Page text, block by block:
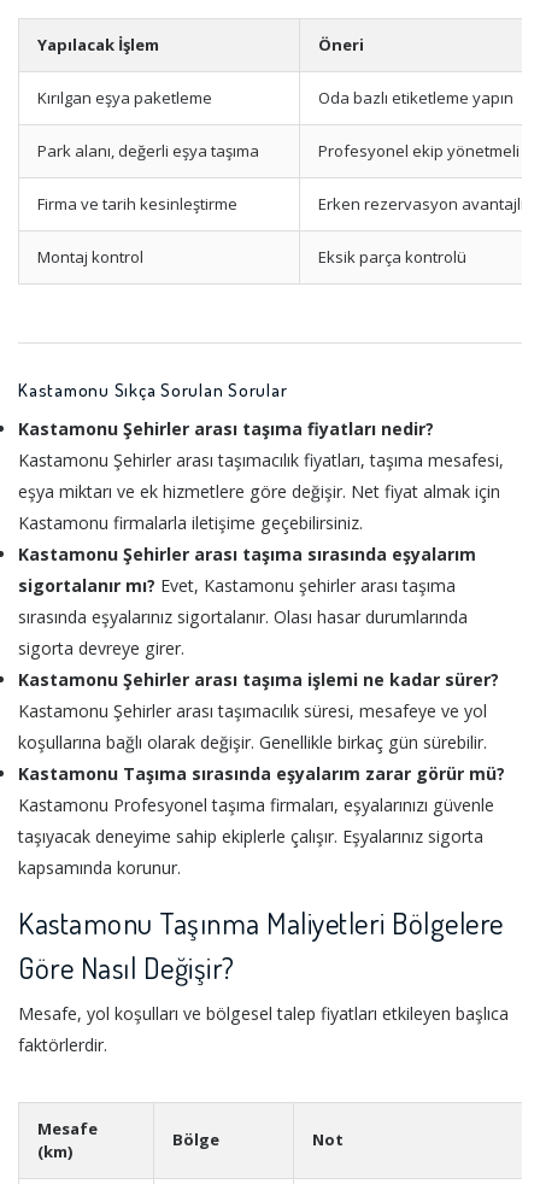
Yapılacak İşlem Öneri
Kırılgan eşya paketleme Oda bazlı etiketleme yapın
Park alanı, değerli eşya taşıma Profesyonel ekip yönetmeli
Firma ve tarih kesinleştirme Erken rezervasyon
Montaj kontrol Eksik parça kontrolü
Kastamonu Sıkça Sorulan Sorular
Kastamonu Şehirler arası taşıma fiyatları nedir?
Kastamonu Şehirler arası taşımacılık fiyatları, taşıma mesafesi,
eşya miktarı ve ek hizmetlere göre değişir. Net fiyat almak için
Kastamonu firmalarla iletişime geçebilirsiniz.
Kastamonu Şehirler arası taşıma sırasında eşyalarım
sigortalanır mı? Evet, Kastamonu şehirler arası taşıma
sırasında eşyalarınız sigortalanır. Olası hasar durumlarında
sigorta devreye girer.
Kastamonu Şehirler arası taşıma işlemi ne kadar sürer?
Kastamonu Şehirler arası taşımacılık süresi, mesafeye ve yol
koşullarına bağlı olarak değişir. Genellikle birkaç gün sürebilir.
Kastamonu Taşıma sırasında eşyalarım zarar görür mü?
Kastamonu Profesyonel taşıma firmaları, eşyalarınızı güvenle
taşıyacak deneyime sahip ekiplerle çalışır. Eşyalarınız sigorta
kapsamında korunur.
Kastamonu Taşınma Maliyetleri Bölgelere
Göre Nasıl Değişir?
Mesafe, yol koşulları ve bölgesel talep fiyatları etkileyen başlıca
faktörlerdir.
Mesafe
(km)
Bölge Not